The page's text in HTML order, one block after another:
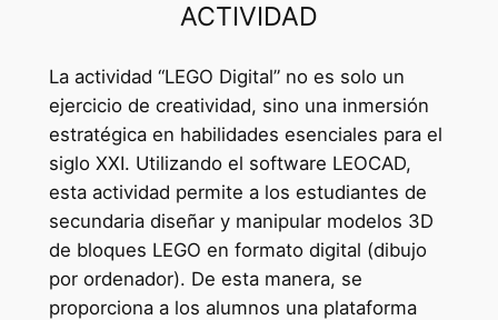
ACTIVIDAD
La actividad “LEGO Digital” no es solo un
ejercicio de creatividad, sino una inmersión
estratégica en habilidades esenciales para el
siglo XXI. Utilizando el software LEOCAD,
esta actividad permite a los estudiantes de
secundaria diseñar y manipular modelos 3D
de bloques LEGO en formato digital (dibujo
por ordenador). De esta manera, se
proporciona a los alumnos una plataforma